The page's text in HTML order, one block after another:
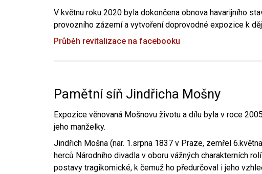
V květnu roku 2020 byla dokončena obnova havarijního
provozního zázemí a vytvoření doprovodné expozice k
Průběh revitalizace na facebooku
Pamětní síň Jindřicha Mošny
Expozice věnovaná Mošnovu životu a dílu byla v roce
jeho manželky.
Jindřich Mošna (nar. 1.srpna 1837 v Praze, zemřel
herců Národního divadla v oboru vážných charakterních
postavy tragikomické, k čemuž ho předurčoval i jeho